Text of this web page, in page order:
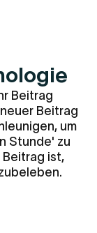
Beitrag
Beitrag
um
Stunde' zu
Beitrag ist,